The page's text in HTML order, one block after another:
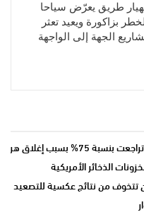
طريق يعرّض سياحا
بزاكورة ويعيد تعثر
الجهة إلى الواجهة
بسبب إغلاق هرمز
الذخائر الأمريكية
تتخوف من نتائج عكسية للتصعيد